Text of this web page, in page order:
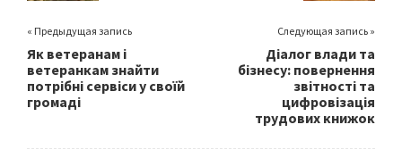
« Предыдущая запись
Як ветеранам і
ветеранкам знайти
потрібні сервіси у своїй
громаді
Следующая запись »
Діалог влади та
бізнесу: повернення
звітності та
цифровізація
трудових книжок